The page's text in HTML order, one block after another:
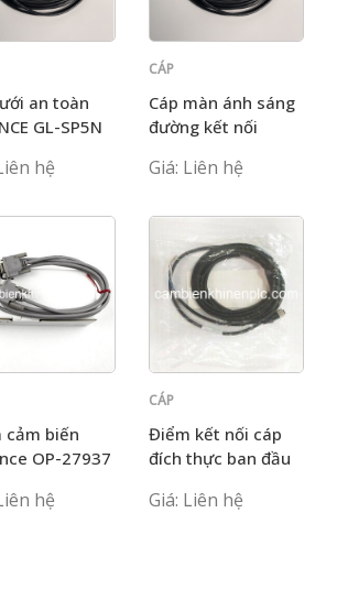
an toàn
GL-SP5N
hệ
CÁP
Cáp màn ánh sáng
đường kết nối
Giá: Liên hệ
cảm biến
OP-27937
hệ
CÁP
Điểm kết nối cáp
đích thực ban đầu
Giá: Liên hệ